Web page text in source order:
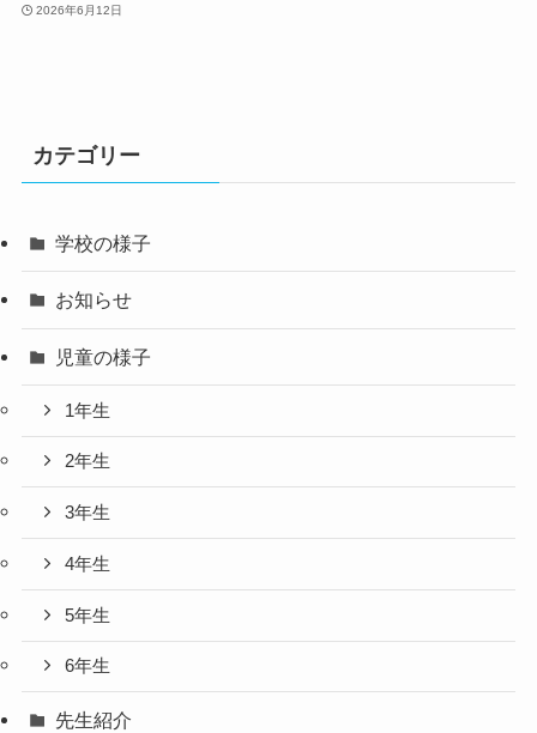
2026年6月12日
カテゴリー
学校の様子
お知らせ
児童の様子
1年生
2年生
3年生
4年生
5年生
6年生
先生紹介